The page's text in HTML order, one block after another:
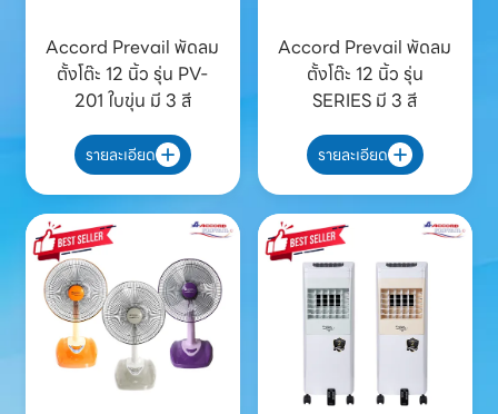
Accord Prevail พัดลม
ตั้งโต๊ะ 12 นิ้ว รุ่น PV-
201 ใบขุ่น มี 3 สี
รายละเอียด
Accord Prevail พัดลม
ตั้งโต๊ะ 12 นิ้ว รุ่น
SERIES มี 3 สี
รายละเอียด